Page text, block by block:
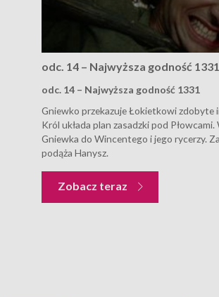
odc. 14 – Najwyższa godność 1331
odc. 14 – Najwyższa godność 1331
Gniewko przekazuje Łokietkowi zdobyte
Król układa plan zasadzki pod Płowcami.
Gniewka do Wincentego i jego rycerzy.
podąża Hanysz.
Zobacz teraz